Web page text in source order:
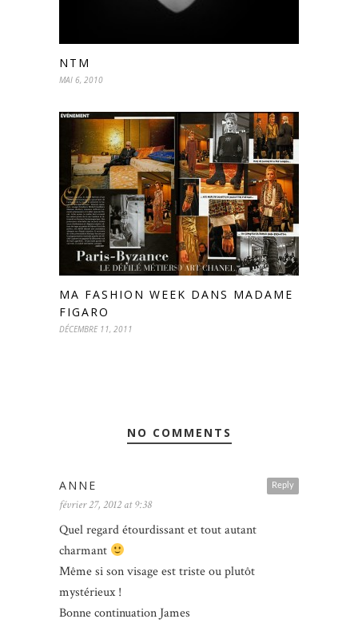
NTM
MAI 6, 2010
MA FASHION WEEK DANS MADAME
FIGARO
DÉCEMBRE 11, 2011
NO COMMENTS
Reply
ANNE
février 27, 2012 at 9:38
Quel regard étourdissant et tout autant
charmant
Même si son visage est triste ou plutôt
mystérieux !
Bonne continuation James